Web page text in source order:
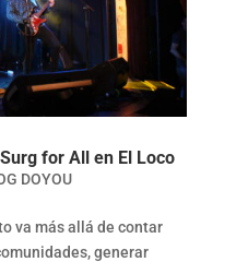
for All en El Loco
DOYOU
va más allá de contar
generar